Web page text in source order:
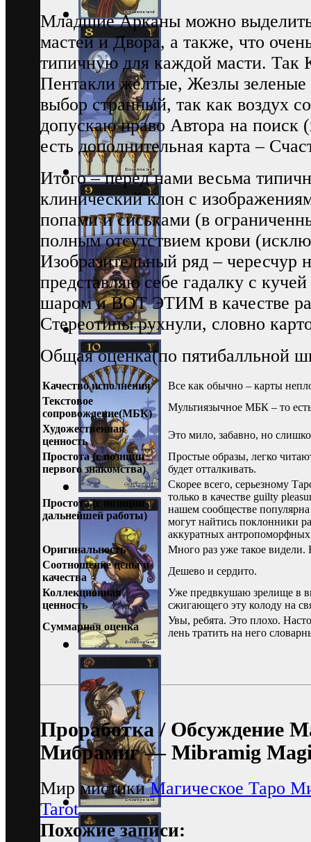
Младшие Арканы можно выделить
мастей и Двора, а также, что
типичную для каждой масти. Так
Пентакли желтые, Жезлы
выбор странный, так как воздух
допускаю право Автора на поиск
есть дополнительная карта –
Итого – перед нами весьма
клинический клон с
попами и сиськами (в
полным отсутствием крови
Изобразительный ряд – чересчур
представляю себе гадалку с
шаром и ВОТ ЭТИМ в качестве
Стереотипы рухнули, словно
Общая оценка(по пятибалльной
Качество исполнения
Все как обычно – карты
Текстовое
сопровождение(МБК)
Мультиязычное МБК – то
Художественная
ценность
Это мило, забавно, но
Простота (с позиции
первого знакомства)
Простые образы, легко
будет отталкивать.
Простота (с позиции
дальнейшей работы)
Скорее всего, серьезному
только в качестве guilty
нашем сообществе
могут найтись поклонники
аккуратных
Оригинальность
Много раз уже такое
Соотношение цены и
качества
Дешево и сердито.
Коллекционная
ценность
Уже предвкушаю зрелище в
сжигающего эту колоду на
Суммарная оценка
Увы, ребята. Это плохо.
лень тратить на него
Проработка / Обсуждение
Мибрамиг — Mibramig
Мир мистикиМагическое Таро
Tarot
Похожие записи: